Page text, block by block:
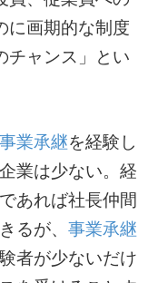
に画期的な制度
チャンス」とい
事業承継を経験し
業は少ない。経
あれば社長仲間
るが、 事業承継
者が少ないだけ